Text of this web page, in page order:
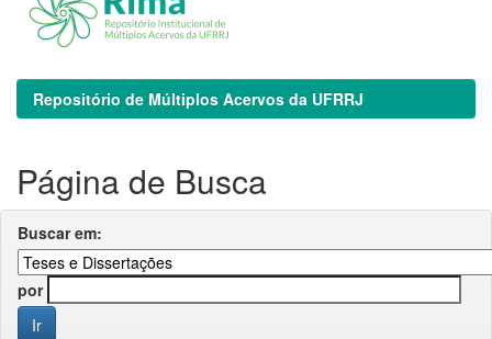
Repositório de Múltiplos Acervos da UFRRJ
Página de Busca
Buscar em:
por